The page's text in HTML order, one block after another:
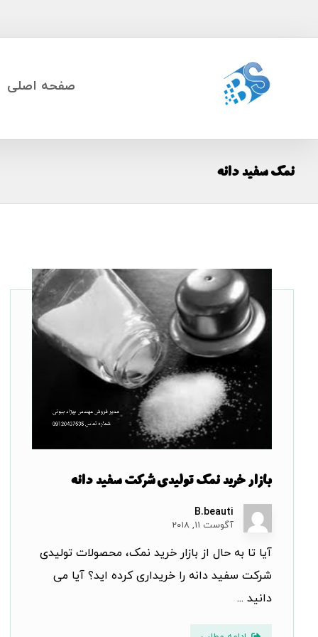
صفحه اصلی
نمک سفید دانه
بازار خرید نمک تولیدی شرکت سفید دانه
B.beauti
آگوست ۱۱, ۲۰۱۸
آیا تا به حال از بازار خرید نمک، محصولات تولیدی
شرکت سفید دانه را خریداری کرده اید؟ آیا می
دانید ...